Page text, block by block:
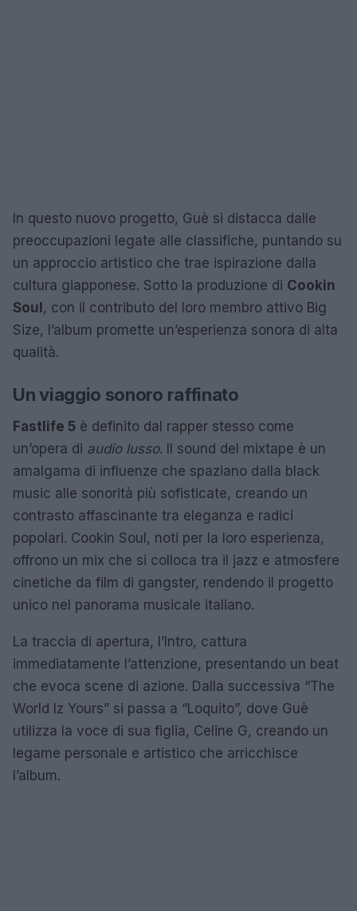
In questo nuovo progetto, Guè si distacca dalle
preoccupazioni legate alle classifiche, puntando su
un approccio artistico che trae ispirazione dalla
cultura giapponese. Sotto la produzione di Cookin
Soul, con il contributo del loro membro attivo Big
Size, l’album promette un’esperienza sonora di alta
qualità.
Un viaggio sonoro raffinato
Fastlife 5 è definito dal rapper stesso come
un’opera di audio lusso. Il sound del mixtape è un
amalgama di influenze che spaziano dalla black
music alle sonorità più sofisticate, creando un
contrasto affascinante tra eleganza e radici
popolari. Cookin Soul, noti per la loro esperienza,
offrono un mix che si colloca tra il jazz e atmosfere
cinetiche da film di gangster, rendendo il progetto
unico nel panorama musicale italiano.
La traccia di apertura, l’Intro, cattura
immediatamente l’attenzione, presentando un beat
che evoca scene di azione. Dalla successiva “The
World Iz Yours” si passa a “Loquito”, dove Guè
utilizza la voce di sua figlia, Celine G, creando un
legame personale e artistico che arricchisce
l’album.